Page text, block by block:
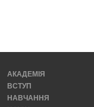
АКАДЕМІЯ
ВСТУП
НАВЧАННЯ